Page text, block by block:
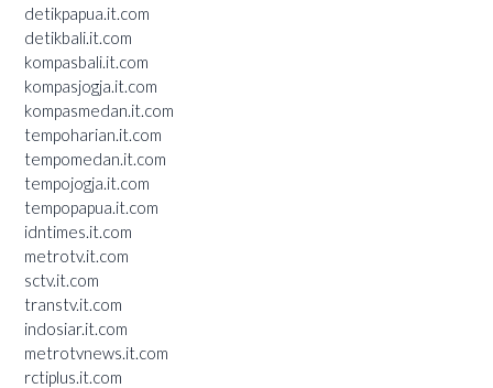
detikpapua.it.com
detikbali.it.com
kompasbali.it.com
kompasjogja.it.com
kompasmedan.it.com
tempoharian.it.com
tempomedan.it.com
tempojogja.it.com
tempopapua.it.com
idntimes.it.com
metrotv.it.com
sctv.it.com
transtv.it.com
indosiar.it.com
metrotvnews.it.com
rctiplus.it.com